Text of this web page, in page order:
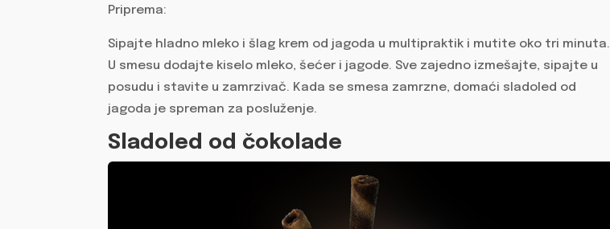
Priprema:
Sipajte hladno mleko i šlag krem od jagoda u multipraktik i mutite oko tri minuta.
U smesu dodajte kiselo mleko, šećer i jagode. Sve zajedno izmešajte, sipajte u
posudu i stavite u zamrzivač. Kada se smesa zamrzne, domaći sladoled od
jagoda je spreman za posluženje.
Sladoled od čokolade